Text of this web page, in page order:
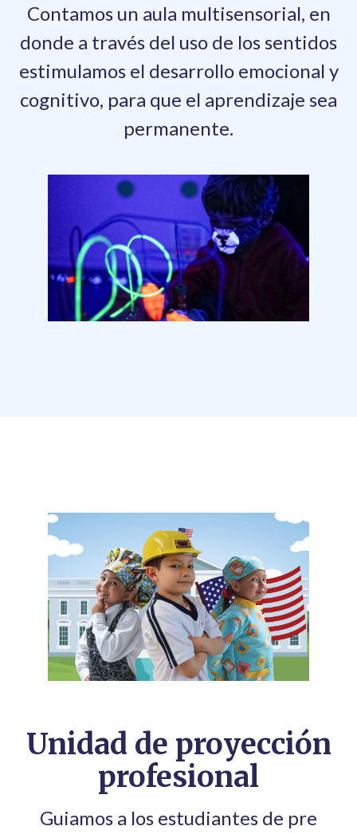
Contamos un aula multisensorial, en
donde a través del uso de los sentidos
estimulamos el desarrollo emocional y
cognitivo, para que el aprendizaje sea
permanente.
Unidad de proyección
profesional
Guiamos a los estudiantes de pre